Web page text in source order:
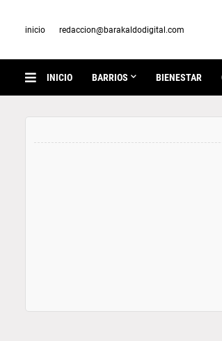
inicio redaccion@barakaldodigital.com
INICIO BARRIOS BIENESTAR